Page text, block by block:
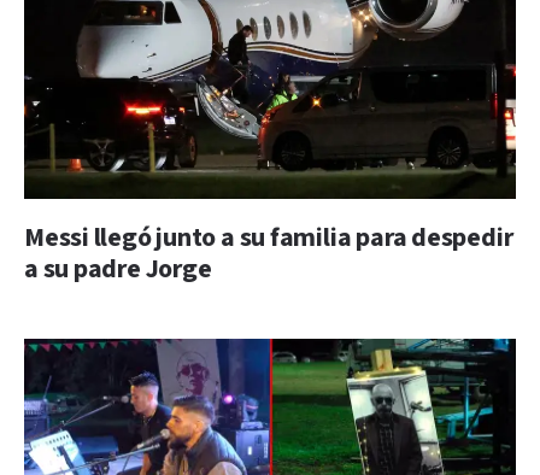
Messi llegó junto a su familia para despedir
a su padre Jorge